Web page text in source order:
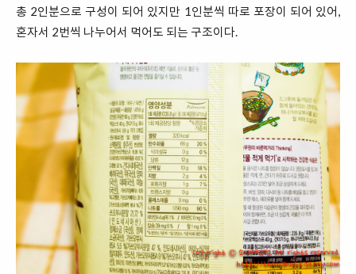
총 2인분으로 구성이 되어 있지만 1인분씩 따로 포장이 되어 있어,
혼자서 2번씩 나누어서 먹어도 되는 구조이다.